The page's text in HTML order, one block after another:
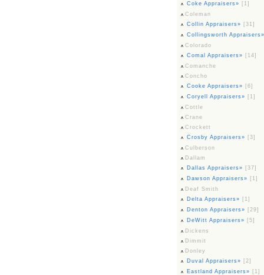
Coke Appraisers» [1]
Coleman
Collin Appraisers» [31]
Collingsworth
Colorado
Comal Appraisers» [14]
Comanche
Concho
Cooke Appraisers» [6]
Coryell Appraisers» [1]
Cottle
Crane
Crockett
Crosby Appraisers» [3]
Culberson
Dallam
Dallas Appraisers» [37]
Dawson Appraisers» [1]
Deaf Smith
Delta Appraisers» [1]
Denton Appraisers» [29]
DeWitt Appraisers» [5]
Dickens
Dimmit
Donley
Duval Appraisers» [2]
Eastland Appraisers» [1]